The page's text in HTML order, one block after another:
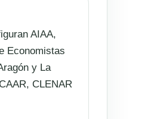
AIAA,
Economistas
y La
CLENAR